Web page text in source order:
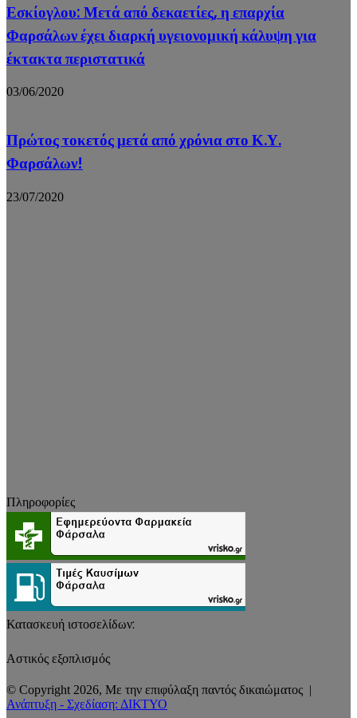
Εσκίογλου: Μετά από δεκαετίες, η επαρχία
Φαρσάλων έχει διαρκή υγειονομική κάλυψη για
έκτακτα περιστατικά
03/06/2020
Πρώτος τοκετός μετά από χρόνια στο Κ.Υ.
Φαρσάλων!
23/07/2020
Πληροφορίες
Κατασκευή ιστοσελίδων:
Αστικός εξοπλισμός
© Copyright 2026, Με την επιφύλαξη παντός δικαιώματος |
Ανάπτυξη - Σχεδίαση: ΔΙΚΤΥΟ